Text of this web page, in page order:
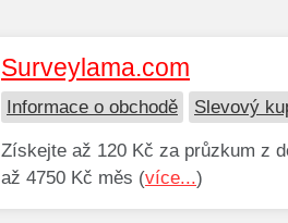
Surveylama.com
Informace o obchodě Slevový
Získejte až 120 Kč za průzkum z
až 4750 Kč měs (více...)